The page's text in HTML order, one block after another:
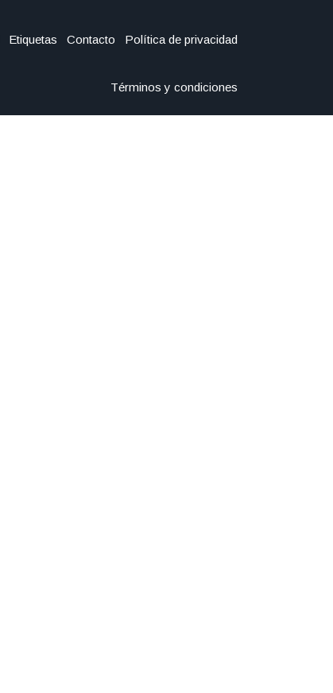
Etiquetas Contacto Política de privacidad
Términos y condiciones